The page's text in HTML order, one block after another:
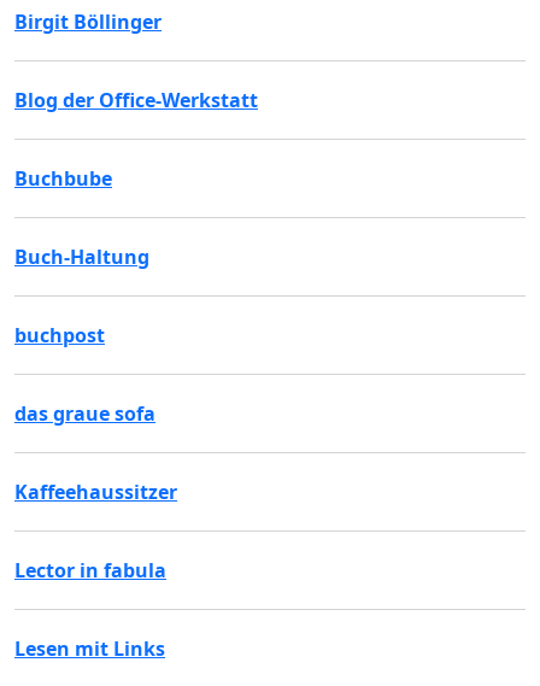
Birgit Böllinger
Blog der Office-Werkstatt
Buchbube
Buch-Haltung
buchpost
das graue sofa
Kaffeehaussitzer
Lector in fabula
Lesen mit Links